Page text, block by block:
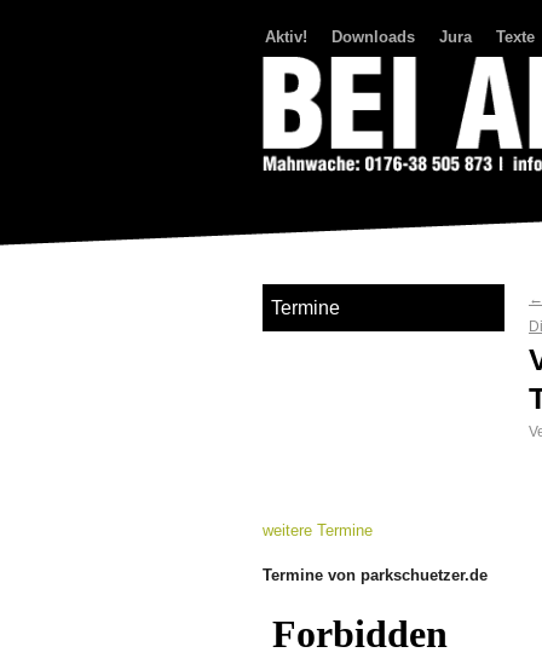
Aktiv! Downloads Jura Texte
←
Termine
weitere Termine
Termine von parkschuetzer.de